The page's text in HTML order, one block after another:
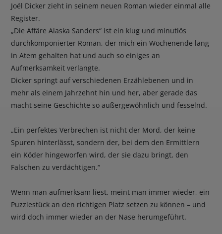
Joël Dicker zieht in seinem neuen Roman wieder einmal alle
Register.
„Die Affäre Alaska Sanders“ ist ein klug und minutiös
durchkomponierter Roman, der mich ein Wochenende lang
in Atem gehalten hat und auch so einiges an
Aufmerksamkeit verlangte.
Dicker springt auf verschiedenen Erzählebenen und in
mehr als einem Jahrzehnt hin und her, aber gerade das
macht seine Geschichte so außergewöhnlich und fesselnd.
„Ein perfektes Verbrechen ist nicht der Mord, der keine
Spuren hinterlässt, sondern der, bei dem den Ermittlern
ein Köder hingeworfen wird, der sie dazu bringt, den
Falschen zu verdächtigen.“
Wenn man aufmerksam liest, meint man immer wieder, ein
Puzzlestück an den richtigen Platz setzen zu können – und
wird doch immer wieder an der Nase herumgeführt.